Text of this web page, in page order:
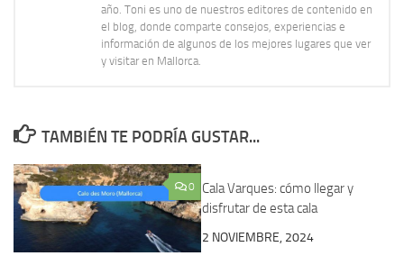
año. Toni es uno de nuestros editores de contenido en
el blog, donde comparte consejos, experiencias e
información de algunos de los mejores lugares que ver
y visitar en Mallorca.
TAMBIÉN TE PODRÍA GUSTAR...
0
Cala Varques: cómo llegar y
disfrutar de esta cala
2 NOVIEMBRE, 2024